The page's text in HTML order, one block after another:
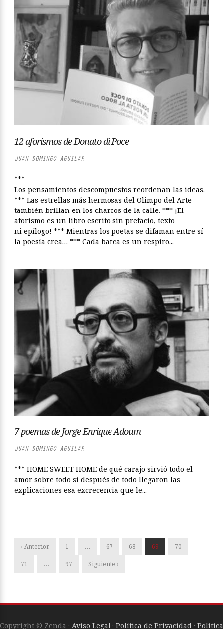
12 aforismos de Donato di Poce
JUAN DOMINGO AGUILAR
***
Los pensamientos descompuestos reordenan las ideas.
*** Las estrellas más hermosas del Olimpo del Arte
también brillan en los charcos de la calle. *** ¡El
aforismo es un libro escrito sin prefacio, texto
ni epílogo! *** Mientras los poetas se difaman entre sí
la poesía crea… *** Cada barca es un respiro...
7 poemas de Jorge Enrique Adoum
JUAN DOMINGO AGUILAR
*** HOME SWEET HOME de qué carajo sirvió todo el
amor sobre todo si después de todo llegaron las
explicaciones esa excrecencia que le...
‹ Anterior 1 … 67 68 69 70
71 … 97 Siguiente ›
Copyright © Zenda · Aviso Legal · Política de Privacidad · Política